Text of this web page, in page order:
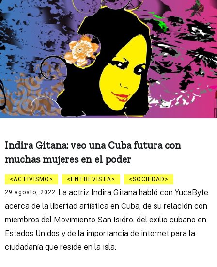
Indira Gitana: veo una Cuba futura con
muchas mujeres en el poder
ACTIVISMO ENTREVISTA
SOCIEDAD
29 agosto, 2022 La actriz Indira Gitana habló con YucaByte
acerca de la libertad artística en Cuba, de su relación con
miembros del Movimiento San Isidro, del exilio cubano en
Estados Unidos y de la importancia de internet para la
ciudadanía que reside en la isla.